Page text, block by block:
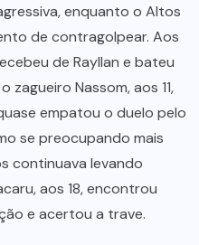
enquanto o Altos
de contragolpear. Aos
de Rayllan e bateu
zagueiro Nassom, aos 11,
empatou o duelo pelo
se preocupando mais
continuava levando
aos 18, encontrou
e acertou a trave.